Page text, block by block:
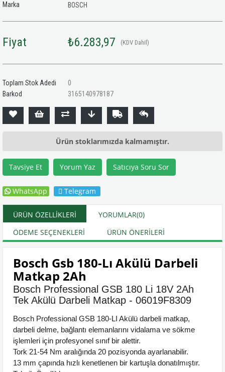
Marka BOSCH
Fiyat ₺6.283,97 (KDV Dahil)
Toplam Stok Adedi
0
Barkod
3165140978187
Ürün stoklarımızda kalmamıştır.
Tavsiye Et Yorum Yaz Satıcıya Soru Sor
WhatsApp Telegram
ÜRÜN ÖZELLIKLERI YORUMLAR(0)
ÖDEME SEÇENEKLERI
ÜRÜN ÖNERILERI
Bosch Gsb 180-Lı Akülü Darbeli
Matkap 2Ah
Bosch Professional GSB 180 Li 18V 2Ah
Tek Akülü Darbeli Matkap - 06019F8309
Bosch Professional GSB 180-LI Akülü darbeli matkap,
darbeli delme, bağlantı elemanlarını vidalama ve sökme
işlemleri için profesyonel sınıf bir alettir.
Tork 21-54 Nm aralığında 20 pozisyonda ayarlanabilir.
13 mm çapında hızlı kenetlenen bir kartuşla donatılmıştır.